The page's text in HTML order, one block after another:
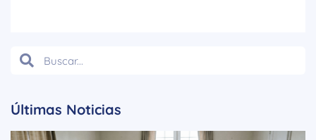
Últimas Noticias